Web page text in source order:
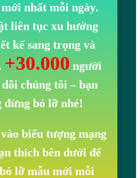
nhất mỗi ngày.
liên tục xu hướng
kế sang trọng và
+30.000 người
chúng tôi – bạn
đừng bỏ lỡ nhé!
biểu tượng mạng
thích bên dưới để
lỡ mẫu mới mỗi